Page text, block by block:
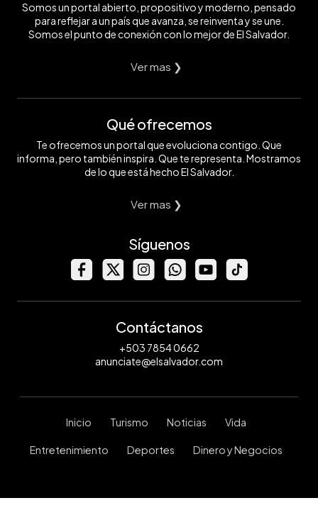
Somos un portal abierto, propositivo y moderno, pensado
para reflejar a un país que avanza, se reinventa y se une.
Somos el punto de conexión con lo mejor de El Salvador.
Ver mas ❯
Qué ofrecemos
Te ofrecemos un portal que evoluciona contigo. Que
informa, pero también inspira. Que te representa. Mostramos
de lo que está hecho El Salvador.
Ver mas ❯
Síguenos
Contáctanos
+503 7854 0662
anunciate@elsalvador.com
Inicio Turismo Noticias Vida
Entretenimiento Deportes Dinero y Negocios